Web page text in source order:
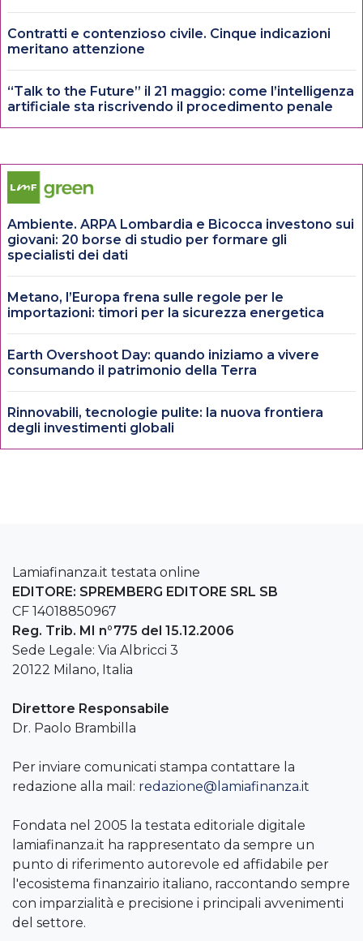
Contratti e contenzioso civile. Cinque indicazioni
meritano attenzione
“Talk to the Future” il 21 maggio: come l’intelligenza
artificiale sta riscrivendo il procedimento penale
Ambiente. ARPA Lombardia e Bicocca investono sui
giovani: 20 borse di studio per formare gli
specialisti dei dati
Metano, l’Europa frena sulle regole per le
importazioni: timori per la sicurezza energetica
Earth Overshoot Day: quando iniziamo a vivere
consumando il patrimonio della Terra
Rinnovabili, tecnologie pulite: la nuova frontiera
degli investimenti globali
Lamiafinanza.it testata online
EDITORE: SPREMBERG EDITORE SRL SB
CF 14018850967
Reg. Trib. MI n°775 del 15.12.2006
Sede Legale: Via Albricci 3
20122 Milano, Italia
Direttore Responsabile
Dr. Paolo Brambilla
Per inviare comunicati stampa contattare la
redazione alla mail: redazione@lamiafinanza.it
Fondata nel 2005 la testata editoriale digitale
lamiafinanza.it ha rappresentato da sempre un
punto di riferimento autorevole ed affidabile per
l'ecosistema finanzairio italiano, raccontando sempre
con imparzialità e precisione i principali avvenimenti
del settore.